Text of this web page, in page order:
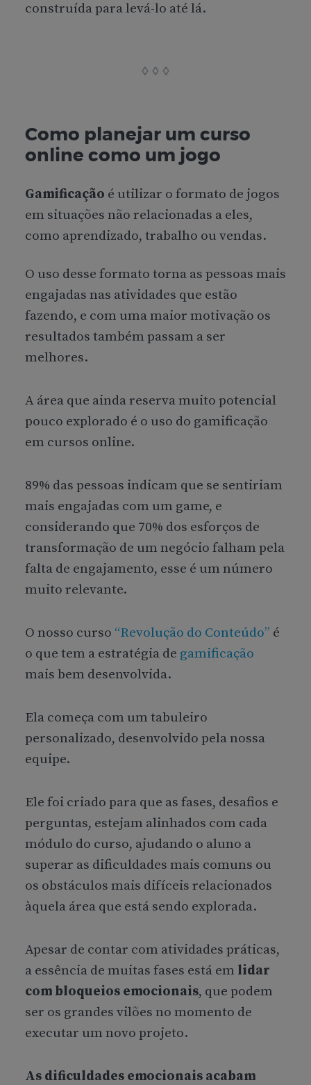
construída para levá-lo até lá.
Como planejar um curso
online como um jogo
Gamificação é utilizar o formato de jogos
em situações não relacionadas a eles,
como aprendizado, trabalho ou vendas.
O uso desse formato torna as pessoas mais
engajadas nas atividades que estão
fazendo, e com uma maior motivação os
resultados também passam a ser
melhores.
A área que ainda reserva muito potencial
pouco explorado é o uso do gamificação
em cursos online.
89% das pessoas indicam que se sentiriam
mais engajadas com um game, e
considerando que 70% dos esforços de
transformação de um negócio falham pela
falta de engajamento, esse é um número
muito relevante.
O nosso curso “Revolução do Conteúdo” é
o que tem a estratégia de gamificação
mais bem desenvolvida.
Ela começa com um tabuleiro
personalizado, desenvolvido pela nossa
equipe.
Ele foi criado para que as fases, desafios e
perguntas, estejam alinhados com cada
módulo do curso, ajudando o aluno a
superar as dificuldades mais comuns ou
os obstáculos mais difíceis relacionados
àquela área que está sendo explorada.
Apesar de contar com atividades práticas,
a essência de muitas fases está em lidar
com bloqueios emocionais, que podem
ser os grandes vilões no momento de
executar um novo projeto.
As dificuldades emocionais acabam